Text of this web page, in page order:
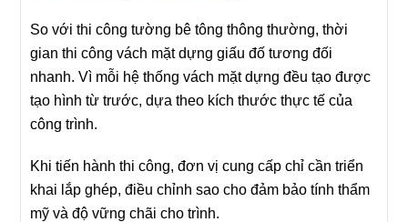
So với thi công tường bê tông thông thường, thời
gian thi công vách mặt dựng giấu đố tương đối
nhanh. Vì mỗi hệ thống vách mặt dựng đều tạo được
tạo hình từ trước, dựa theo kích thước thực tế của
công trình.
Khi tiến hành thi công, đơn vị cung cấp chỉ cần triển
khai lắp ghép, điều chỉnh sao cho đảm bảo tính thẩm
mỹ và độ vững chãi cho trình.